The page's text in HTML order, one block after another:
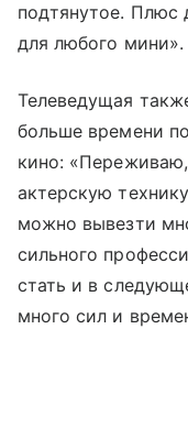
подтянутое. Плюс
для любого мини».
Телеведущая
больше времени
кино:
актерскую
можно вывезти
сильного
стать и в
много сил и